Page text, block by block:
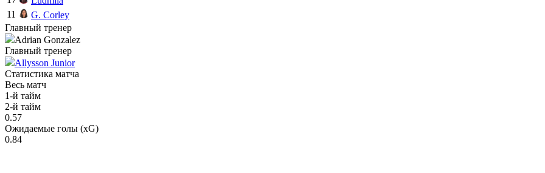
11
G. Corley
Главный тренер
Adrian Gonzalez
Главный тренер
Allysson Junior
Статистика матча
Весь матч
1-й тайм
2-й тайм
0.57
Ожидаемые голы (xG)
0.84